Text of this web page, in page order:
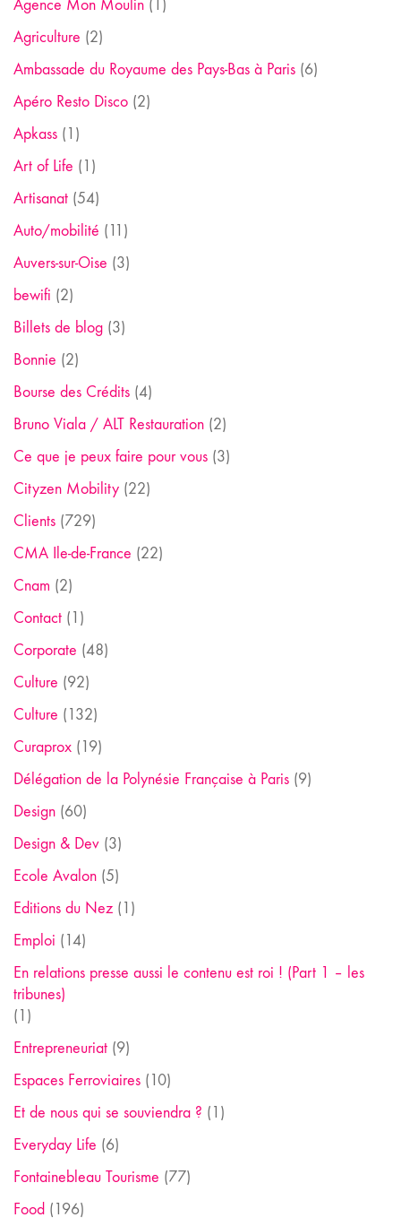
Agence Mon Moulin (1)
Agriculture (2)
Ambassade du Royaume des Pays-Bas à Paris (6)
Apéro Resto Disco (2)
Apkass (1)
Art of Life (1)
Artisanat (54)
Auto/mobilité (11)
Auvers-sur-Oise (3)
bewifi (2)
Billets de blog (3)
Bonnie (2)
Bourse des Crédits (4)
Bruno Viala / ALT Restauration (2)
Ce que je peux faire pour vous (3)
Cityzen Mobility (22)
Clients (729)
CMA Ile-de-France (22)
Cnam (2)
Contact (1)
Corporate (48)
Culture (92)
Culture (132)
Curaprox (19)
Délégation de la Polynésie Française à Paris (9)
Design (60)
Design & Dev (3)
Ecole Avalon (5)
Editions du Nez (1)
Emploi (14)
En relations presse aussi le contenu est roi ! (Part 1 – les
tribunes)
(1)
Entrepreneuriat (9)
Espaces Ferroviaires (10)
Et de nous qui se souviendra ? (1)
Everyday Life (6)
Fontainebleau Tourisme (77)
Food (196)